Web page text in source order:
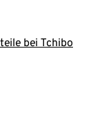
bei Tchibo